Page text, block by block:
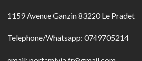
1159 Avenue Ganzin 83220 Le Pradet
Telephone/Whatsapp: 0749705214